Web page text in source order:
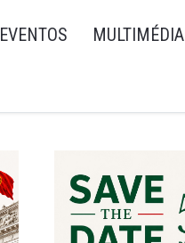
EVENTOS MULTIMÉDIA